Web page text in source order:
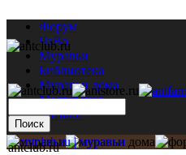
Форум
ЧаВо
Муравьи
Библиотека
Муравьи дома
Мастерская
Каталог
antclub.ru